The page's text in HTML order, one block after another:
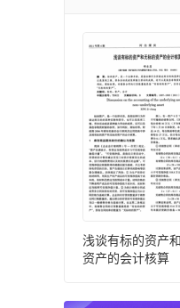
浅谈有标的资产
资产的会计核算